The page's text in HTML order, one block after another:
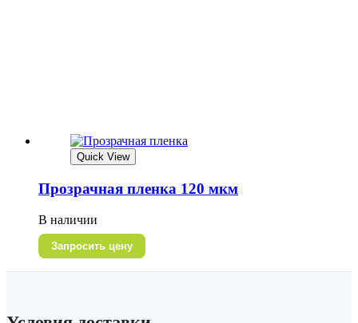
Quick View
Прозрачная пленка 120 мкм
В наличии
Запросить цену